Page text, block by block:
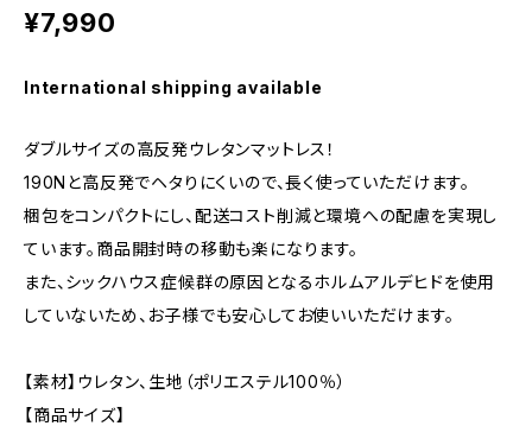
¥7,990
International shipping available
ダブルサイズの高反発ウレタンマットレス！
190Nと高反発でヘタりにくいので、長く使っていただけます。
梱包をコンパクトにし、配送コスト削減と環境への配慮を実現し
ています。商品開封時の移動も楽になります。
また、シックハウス症候群の原因となるホルムアルデヒドを使用
していないため、お子様でも安心してお使いいただけます。
【素材】ウレタン、生地（ポリエステル100％）
【商品サイズ】